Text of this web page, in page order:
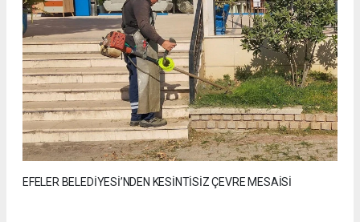
EFELER BELEDİYESİ’NDEN KESİNTİSİZ ÇEVRE MESAİSİ